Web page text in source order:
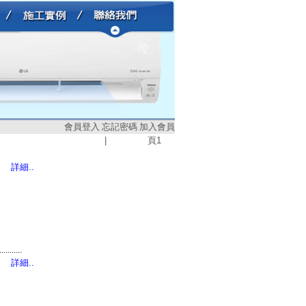
會員登入 忘記密碼 加入會員
頁1
詳細..
詳細..